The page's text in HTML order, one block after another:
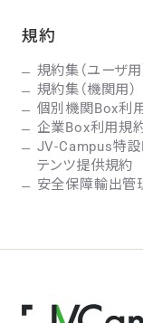
規約
規約集（ユーザ用
規約集（機関用）
個別機関Box利
企業Box利用規
JV-Campus特設
テンツ提供規約
安全保障輸出管